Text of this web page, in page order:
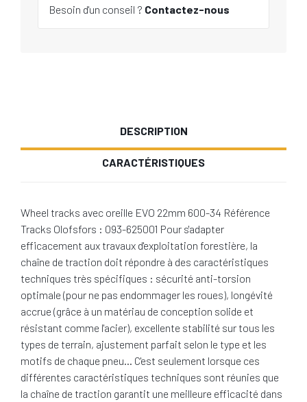
Besoin d'un conseil ? Contactez-nous
DESCRIPTION
CARACTÉRISTIQUES
Wheel tracks avec oreille EVO 22mm 600-34 Référence
Tracks Olofsfors : 093-625001 Pour s'adapter
efficacement aux travaux d'exploitation forestière, la
chaîne de traction doit répondre à des caractéristiques
techniques très spécifiques : sécurité anti-torsion
optimale (pour ne pas endommager les roues), longévité
accrue (grâce à un matériau de conception solide et
résistant comme l'acier), excellente stabilité sur tous les
types de terrain, ajustement parfait selon le type et les
motifs de chaque pneu… C'est seulement lorsque ces
différentes caractéristiques techniques sont réunies que
la chaîne de traction garantit une meilleure efficacité dans